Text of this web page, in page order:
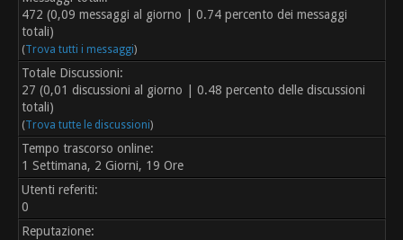
472 (0,09 messaggi al giorno | 0.74 percento dei messaggi
totali)
(Trova tutti i messaggi)
Totale Discussioni:
27 (0,01 discussioni al giorno | 0.48 percento delle discussioni
totali)
(Trova tutte le discussioni)
Tempo trascorso online:
1 Settimana, 2 Giorni, 19 Ore
Utenti referiti:
0
Reputazione: